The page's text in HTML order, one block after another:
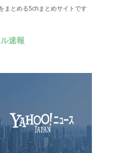
まとめる5chまとめサイトです
速報